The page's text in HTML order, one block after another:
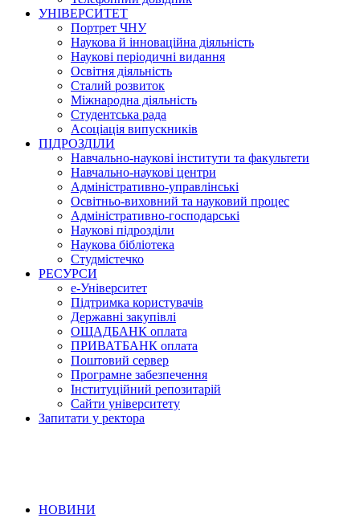
УНІВЕРСИТЕТ
Портрет ЧНУ
Наукова й інноваційна діяльність
Наукові періодичні видання
Освітня діяльність
Сталий розвиток
Міжнародна діяльність
Студентська рада
Асоціація випускників
ПІДРОЗДІЛИ
Навчально-наукові інститути та факультети
Навчально-наукові центри
Адміністративно-управлінські
Освітньо-виховний та науковий процес
Адміністративно-господарські
Наукові підрозділи
Наукова бібліотека
Студмістечко
РЕСУРСИ
е-Університет
Підтримка користувачів
Державні закупівлі
ОЩАДБАНК оплата
ПРИВАТБАНК оплата
Поштовий сервер
Програмне забезпечення
Інституційний репозитарій
Сайти університету
Запитати у ректора
НОВИНИ